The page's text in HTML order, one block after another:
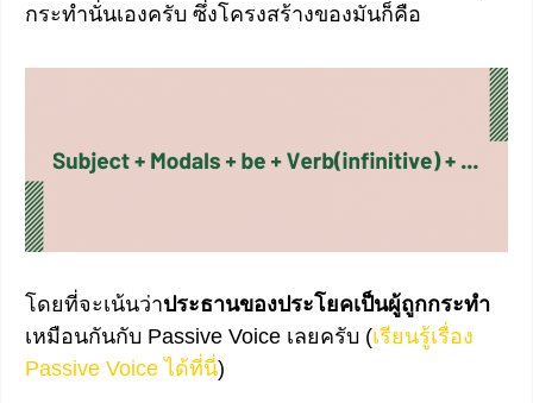
กระทำนั่นเองครับ ซึ่งโครงสร้างของมันก็คือ
โดยที่จะเน้นว่าประธานของประโยคเป็นผู้ถูกกระทำ
เหมือนกันกับ Passive Voice เลยครับ (เรียนรู้เรื่อง
Passive Voice ได้ที่นี่)